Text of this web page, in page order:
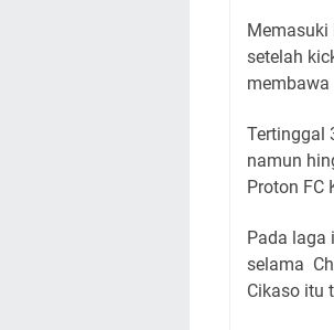
Memasuki
setelah
membawa
Tertinggal
namun
Proton FC
Pada laga
selama
Cikaso itu